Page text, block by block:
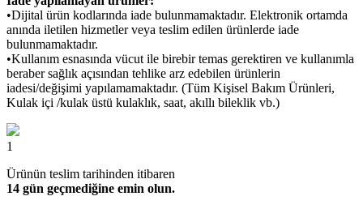
•Dijital ürün kodlarında iade bulunmamaktadır. Elektronik ortamda
anında iletilen hizmetler veya teslim edilen ürünlerde iade
bulunmamaktadır.
•Kullanım esnasında vücut ile birebir temas gerektiren ve kullanımla
beraber sağlık açısından tehlike arz edebilen ürünlerin
iadesi/değişimi yapılamamaktadır. (Tüm Kişisel Bakım Ürünleri,
Kulak içi /kulak üstü kulaklık, saat, akıllı bileklik vb.)
1
Ürünün teslim tarihinden itibaren
14 gün geçmediğine emin olun.